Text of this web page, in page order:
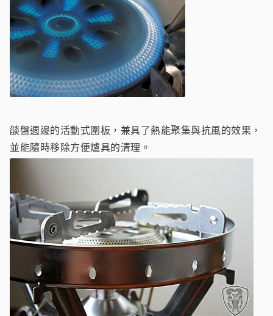
燄盤週邊的活動式圍板，兼具了熱能聚集與抗風的效果，
並能隨時移除方便爐具的清理。